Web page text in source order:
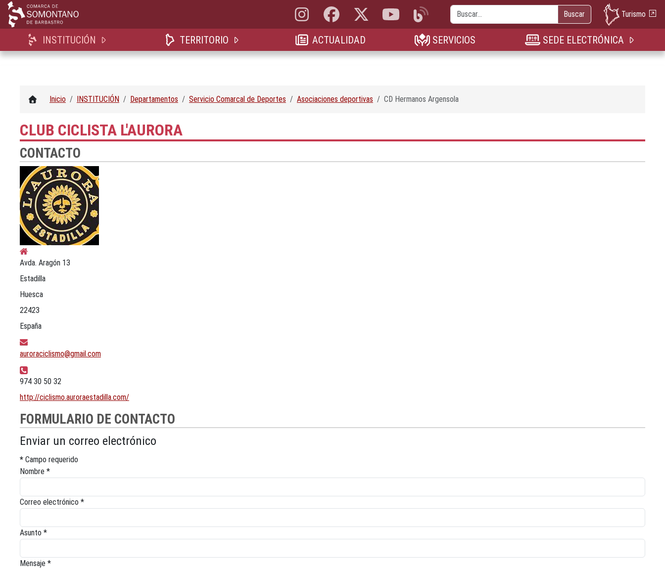
Instagram, abre en nueva pestaña
Facebook, abre en nueva pestaña
X, antes Twitter, abre en nueva pestaña
YouTube, abre en nueva pestaña
Blog, abre en nueva pestaña
Buscar Buscar Turismo
INSTITUCIÓN TERRITORIO ACTUALIDAD SERVICIOS SEDE ELECTRÓNICA
Inicio INSTITUCIÓN Departamentos Servicio Comarcal de Deportes Asociaciones deportivas CD Hermanos Argensola
CLUB CICLISTA L'AURORA
CONTACTO
Dirección postal:
Avda. Aragón 13
Estadilla
Huesca
22423
España
Correo electrónico:
auroraciclismo@gmail.com
Teléfono:
974 30 50 32
Sitio web:
http://ciclismo.auroraestadilla.com/
FORMULARIO DE CONTACTO
Enviar un correo electrónico
* Campo requerido
Nombre *
Correo electrónico *
Asunto *
Mensaje *